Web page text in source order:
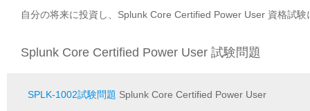
自分の将来に投資し、Splunk Core Certified Power User 資格試
Splunk Core Certified Power User 試験問題
SPLK-1002試験問題 Splunk Core Certified Power User